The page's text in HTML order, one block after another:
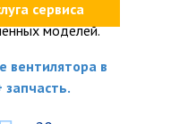
сервиса
поддерживаем
моделей.
вентилятора в
запчасть.